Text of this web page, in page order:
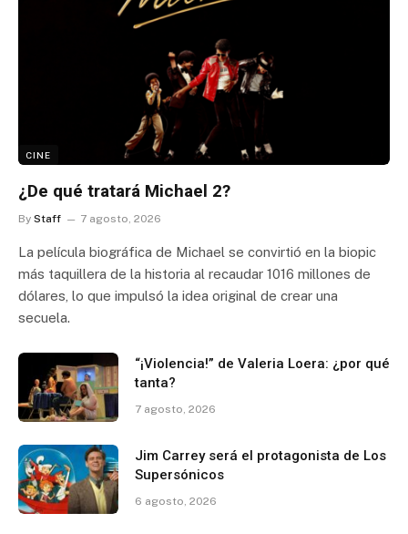
CINE
¿De qué tratará Michael 2?
By Staff 7 agosto, 2026
La película biográfica de Michael se convirtió en la biopic
más taquillera de la historia al recaudar 1016 millones de
dólares, lo que impulsó la idea original de crear una
secuela.
“¡Violencia!” de Valeria Loera: ¿por qué
tanta?
7 agosto, 2026
Jim Carrey será el protagonista de Los
Supersónicos
6 agosto, 2026